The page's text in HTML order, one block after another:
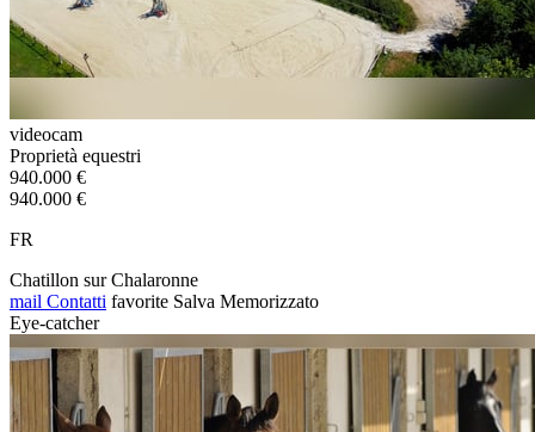
videocam
Proprietà equestri
940.000 €
940.000 €
FR
Chatillon sur Chalaronne
mail Contatti favorite Salva Memorizzato
Eye-catcher